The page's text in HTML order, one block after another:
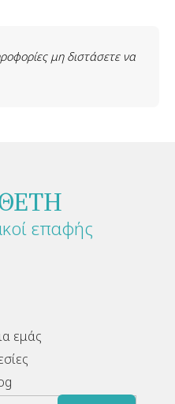
μη διστάσετε να
επαφής
εμάς